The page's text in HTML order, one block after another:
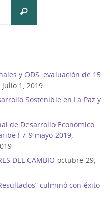
Buscar
y ODS: evaluación de 15
julio 1, 2019
Sostenible en La Paz y
de Desarrollo Económico
! 7-9 mayo 2019,
DEL CAMBIO octubre 29,
culminó con éxito